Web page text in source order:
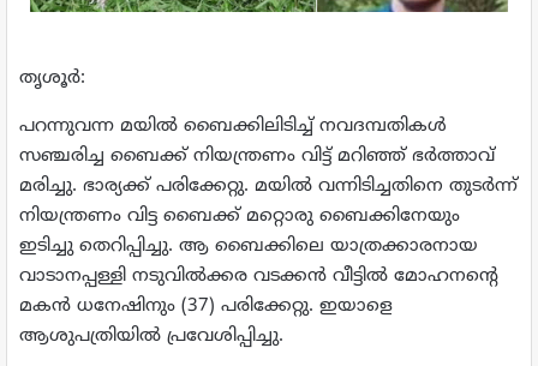
തൃശൂര്‍:
പറന്നുവന്ന മയില്‍ ബൈക്കിലിടിച്ച് നവദമ്പതികള്‍
സഞ്ചരിച്ച ബൈക്ക് നിയന്ത്രണം വിട്ട് മറിഞ്ഞ് ഭര്‍ത്താവ്
മരിച്ചു. ഭാര്യക്ക് പരിക്കേറ്റു. മയില്‍ വന്നിടിച്ചതിനെ തുടര്‍ന്ന്
നിയന്ത്രണം വിട്ട ബൈക്ക് മറ്റൊരു ബൈക്കിനേയും
ഇടിച്ചു തെറിപ്പിച്ചു. ആ ബൈക്കിലെ യാത്രക്കാരനായ
വാടാനപ്പള്ളി നടുവില്‍ക്കര വടക്കന്‍ വീട്ടില്‍ മോഹനന്റെ
മകന്‍ ധനേഷിനും (37) പരിക്കേറ്റു. ഇയാളെ
ആശുപത്രിയില്‍ പ്രവേശിപ്പിച്ചു.